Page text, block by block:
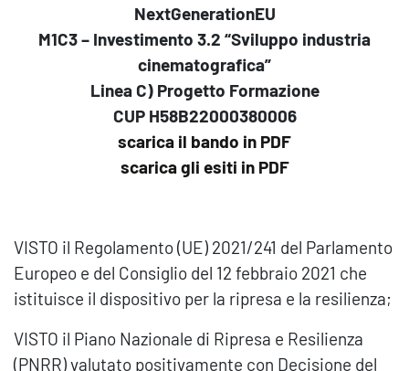
NextGenerationEU
M1C3 – Investimento 3.2 “Sviluppo industria
cinematografica”
Linea C) Progetto Formazione
CUP H58B22000380006
scarica il bando in PDF
scarica gli esiti in PDF
VISTO il Regolamento (UE) 2021/241 del Parlamento
Europeo e del Consiglio del 12 febbraio 2021 che
istituisce il dispositivo per la ripresa e la resilienza;
VISTO il Piano Nazionale di Ripresa e Resilienza
(PNRR) valutato positivamente con Decisione del